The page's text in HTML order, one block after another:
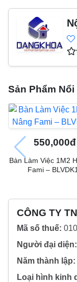
Sản Phẩm Nổi
550,000đ
Bàn Làm Việc 1M2
Fami –
CÔNG TY
Mã số thuế:
Người đại diện:
Năm thành lập:
Loại hình kinh